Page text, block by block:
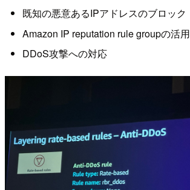
既知の悪意あるIPアドレスのブロック
Amazon IP reputation rule groupの活用
DDoS攻撃への対応